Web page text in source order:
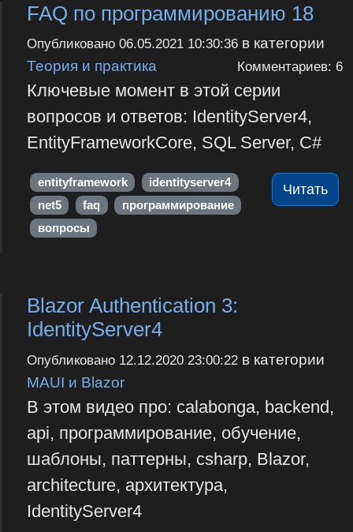
FAQ по программированию 18
Опубликовано 06.05.2021 10:30:36в категории
Теория и практика
Комментариев: 6
Ключевые момент в этой серии
вопросов и ответов: IdentityServer4,
EntityFrameworkCore, SQL Server, C#
Читать
entityframework
identityserver4
net5
faq
программирование
вопросы
Blazor Authentication 3:
IdentityServer4
Опубликовано 12.12.2020 23:00:22в категории
MAUI и Blazor
В этом видео про: calabonga, backend,
api, программирование, обучение,
шаблоны, паттерны, csharp, Blazor,
architecture, архитектура,
IdentityServer4